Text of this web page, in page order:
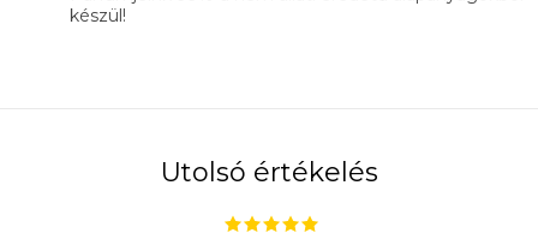
készül!
Utolsó értékelés